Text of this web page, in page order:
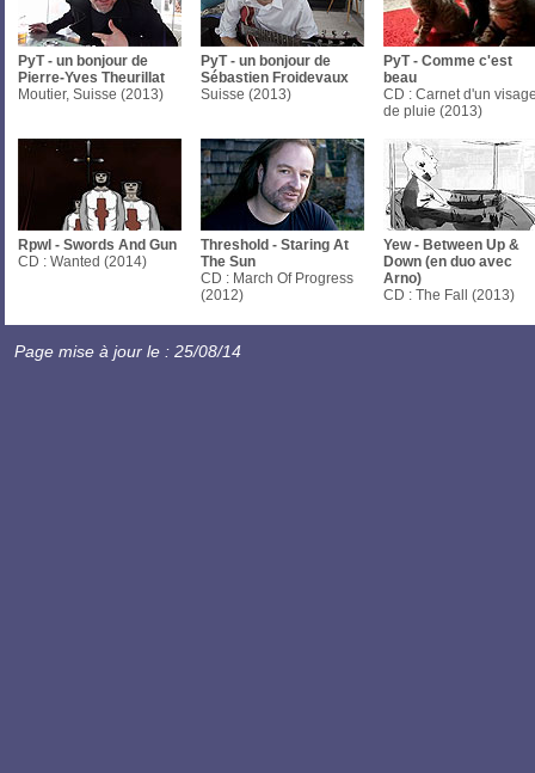
PyT - un bonjour de
Pierre-Yves Theurillat
Moutier, Suisse (2013)
PyT - un bonjour de
Sébastien Froidevaux
Suisse (2013)
PyT - Comme c'est
beau
CD : Carnet d'un
de pluie (2013)
Rpwl - Swords And Gun
CD : Wanted (2014)
Threshold - Staring At
The Sun
CD : March Of Progress
(2012)
Yew - Between Up &
Down (en duo avec
Arno)
CD : The Fall (2013)
Page mise à jour le : 25/08/14